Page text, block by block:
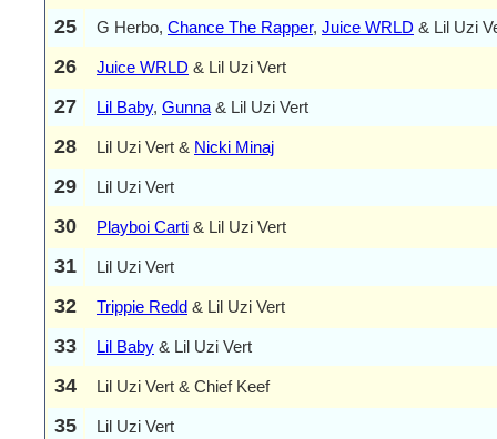
25 G Herbo, Chance The Rapper, Juice WRLD & Lil Uzi
26 Juice WRLD & Lil Uzi Vert
27 Lil Baby, Gunna & Lil Uzi Vert
28 Lil Uzi Vert & Nicki Minaj
29 Lil Uzi Vert
30 Playboi Carti & Lil Uzi Vert
31 Lil Uzi Vert
32 Trippie Redd & Lil Uzi Vert
33 Lil Baby & Lil Uzi Vert
34 Lil Uzi Vert & Chief Keef
35 Lil Uzi Vert